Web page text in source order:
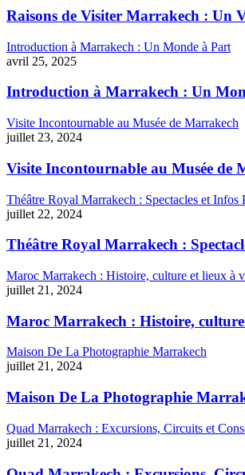
Raisons de Visiter Marrakech : Un
Introduction à Marrakech : Un Monde à Part
avril 25, 2025
Introduction à Marrakech : Un
Visite Incontournable au Musée de Marrakech
juillet 23, 2024
Visite Incontournable au Musée de
Théâtre Royal Marrakech : Spectacles et Infos
juillet 22, 2024
Théâtre Royal Marrakech :
Maroc Marrakech : Histoire, culture et lieux à
juillet 21, 2024
Maroc Marrakech : Histoire,
Maison De La Photographie Marrakech
juillet 21, 2024
Maison De La Photographie
Quad Marrakech : Excursions, Circuits et
juillet 21, 2024